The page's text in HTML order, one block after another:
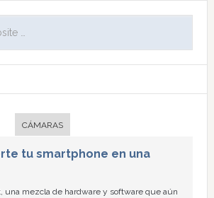
CÁMARAS
tu smartphone en una
una mezcla de hardware y software que aún